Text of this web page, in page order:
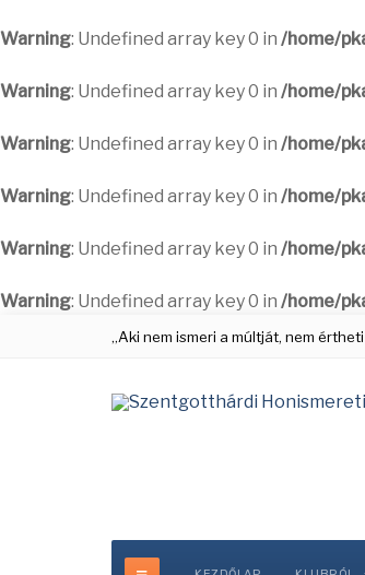
Warning: Undefined array key 0 in /home/
Warning: Undefined array key 0 in /home/
Warning: Undefined array key 0 in /home/
Warning: Undefined array key 0 in /home/
Warning: Undefined array key 0 in /home/
Warning: Undefined array key 0 in /home/
„Aki nem ismeri a múltját, nem